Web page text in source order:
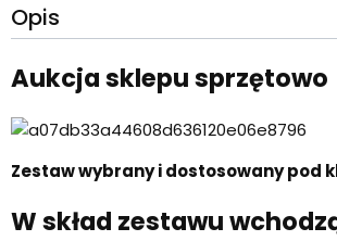
Opis
Aukcja sklepu sprzętowo
Zestaw wybrany i dostosowany pod
W skład zestawu